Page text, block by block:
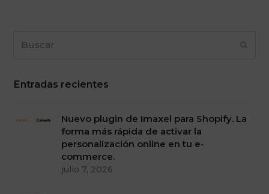
Entradas recientes
Nuevo plugin de Imaxel para Shopify. La
forma más rápida de activar la
personalización online en tu e-
commerce.
julio 7, 2026